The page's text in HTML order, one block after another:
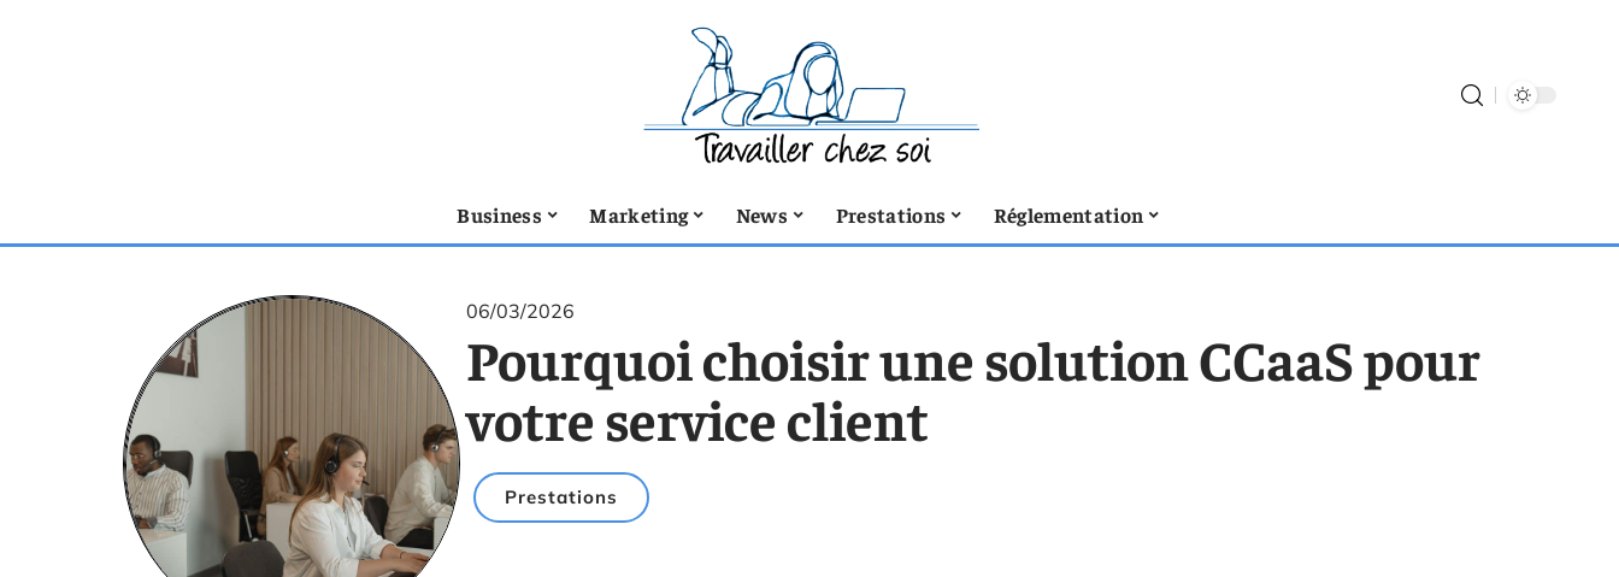
Business Marketing News Prestations Réglementation
06/03/2026
Pourquoi choisir une solution CCaaS pour
votre service client
Prestations